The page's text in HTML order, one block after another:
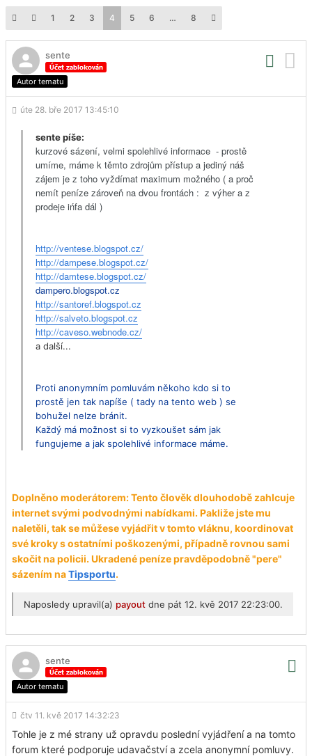
1 2 3 4 5 6 … 8
sente
Autor tematu
úte 28. bře 2017 13:45:10
sente píše:
kurzové sázení, velmi spolehlivé informace - prostě
umíme, máme k těmto zdrojům přístup a jediný náš
zájem je z toho vyždímat maximum možného ( a proč
nemít peníze zároveň na dvou frontách : z výher a z
prodeje ińfa dál )
http://ventese.blogspot.cz/
http://dampese.blogspot.cz/
http://damtese.blogspot.cz/
dampero.blogspot.cz
http://santoref.blogspot.cz
http://salveto.blogspot.cz
http://caveso.webnode.cz/
a další...
Proti anonymním pomluvám někoho kdo si to
prostě jen tak napíše ( tady na tento web ) se
bohužel nelze bránit.
Každý má možnost si to vyzkoušet sám jak
fungujeme a jak spolehlivé informace máme.
Doplněno moderátorem: Tento člověk dlouhodobě zahlcuje
internet svými podvodnými nabídkami. Pakliže jste mu
naletěli, tak se můžese vyjádřit v tomto vláknu, koordinovat
své kroky s ostatními poškozenými, případně rovnou sami
skočit na policii. Ukradené peníze pravděpodobně "pere"
sázením naTipsportu.
Naposledy upravil(a) payout dne pát 12. kvě 2017 22:23:00.
sente
Autor tematu
čtv 11. kvě 2017 14:32:23
Tohle je z mé strany už opravdu poslední vyjádření a na tomto
forum které podporuje udavačství a zcela anonymní pomluvy.